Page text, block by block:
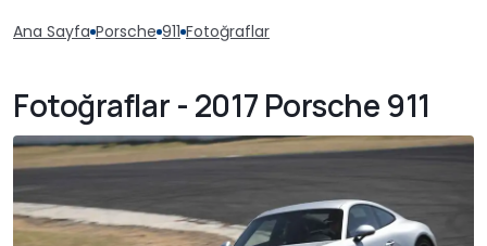
Ana Sayfa Porsche 911 Fotoğraflar
Fotoğraflar - 2017 Porsche 911